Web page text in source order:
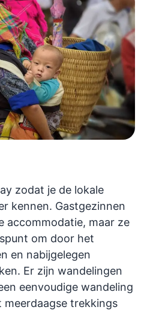
zodat je de lokale
kennen. Gastgezinnen
accommodatie, maar ze
om door het
en nabijgelegen
Er zijn wandelingen
eenvoudige wandeling
trekkings